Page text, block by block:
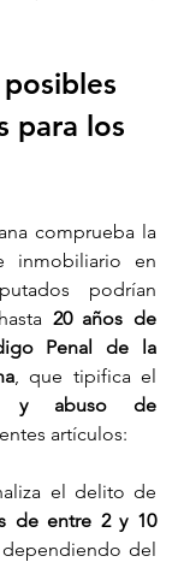
para los
comprueba la
inmobiliario en
podrían
20 años de
Penal de la
, que tipifica el
y abuso de
artículos:
el delito de
de entre 2 y 10
, dependiendo del